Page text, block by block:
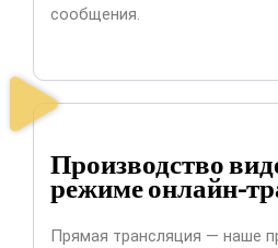
сообщения.
Производство
режиме онлайн-
Прямая трансляция — наше